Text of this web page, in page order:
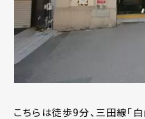
こちらは徒歩9分、三田線「白